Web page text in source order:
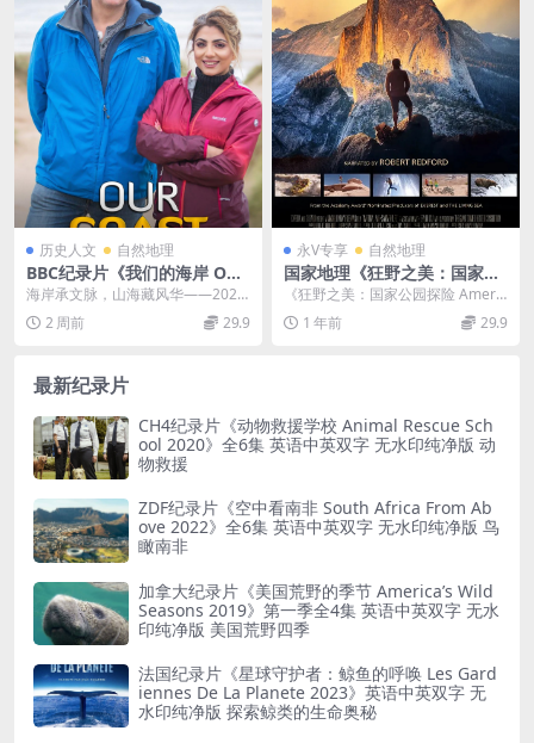
历史人文 自然地理
BBC纪录片《我们的海岸 Our
Coast 2020》第一季全4集 英
语中英双字 无水印纯净版 108
0P/MKV/14.3G 英国海岸
海岸承文脉，山海藏风华——2020
BBC人文地理纪录片《我们的海岸
Our C...
2 周前 29.9
永V专享 自然地理
国家地理《狂野之美：国家公
园探险/绝美国家公园 Americ
a Wild: National Parks Adv
enture 2016》英语中英双字
《狂野之美：国家公园探险 Americ
a Wild: National Park...
1 年前 29.9
最新纪录片
CH4纪录片《动物救援学校 Animal Rescue Sch
ool 2020》全6集 英语中英双字 无水印纯净版 动
物救援
ZDF纪录片《空中看南非 South Africa From Ab
ove 2022》全6集 英语中英双字 无水印纯净版 鸟
瞰南非
加拿大纪录片《美国荒野的季节 America’s Wild
Seasons 2019》第一季全4集 英语中英双字 无水
印纯净版 美国荒野四季
法国纪录片《星球守护者：鲸鱼的呼唤 Les Gard
iennes De La Planete 2023》英语中英双字 无
水印纯净版 探索鲸类的生命奥秘